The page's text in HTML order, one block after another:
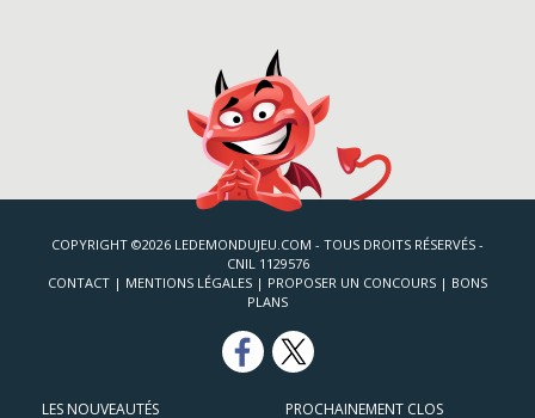
COPYRIGHT ©2026 LEDEMONDUJEU.COM - TOUS DROITS RÉSERVÉS -
CNIL 1129576
CONTACT | MENTIONS LÉGALES | PROPOSER UN CONCOURS | BONS
PLANS
LES NOUVEAUTÉS PROCHAINEMENT CLOS